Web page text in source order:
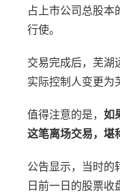
占上市公司总股本
行使。
交易完成后，芜湖
实际控制人变更为
值得注意的是， 如
这笔离场交易，堪
公告显示，当时的
日前一日的股票